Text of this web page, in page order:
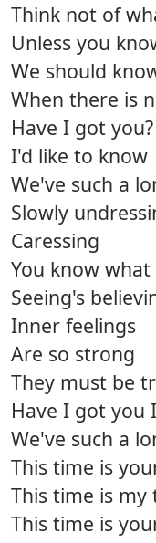
Think not of
Unless you
We should
When there is
Have I got you?
I'd like to know
We've such a
Slowly
Caressing
You know
Seeing's
Inner feelings
Are so strong
They must be
Have I got you
We've such a
This time is
This time is my
This time is